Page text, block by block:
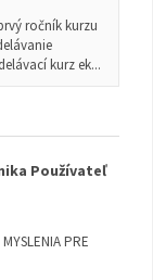
ročník kurzu
kurz ek...
Používateľ
PRE